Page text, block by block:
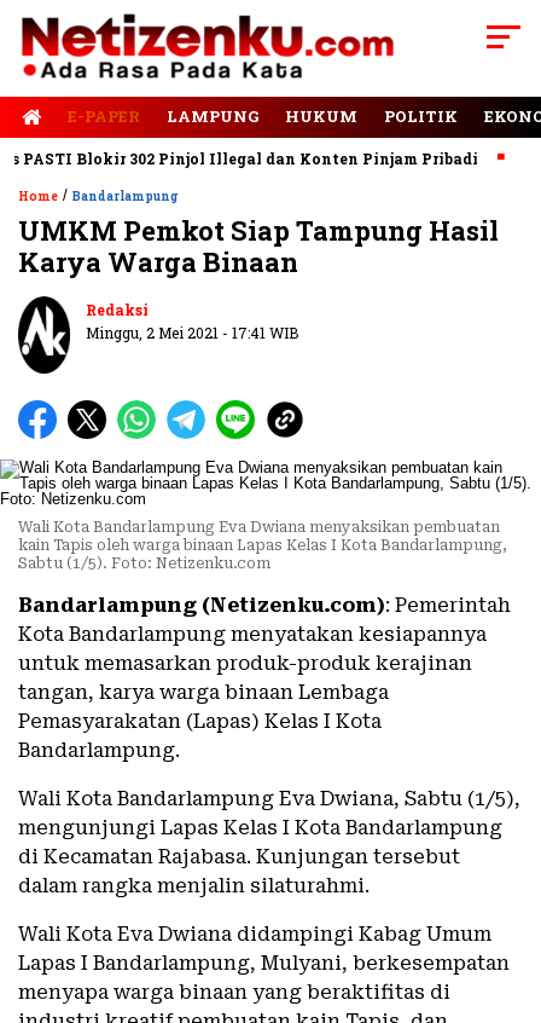
E-PAPER LAMPUNG HUKUM POLITIK
Blokir 302 Pinjol Illegal dan Konten Pinjam Pribadi
Home / Bandarlampung
UMKM Pemkot Siap Tampung Hasil
Karya Warga Binaan
Redaksi
Minggu, 2 Mei 2021 - 17:41 WIB
Wali Kota Bandarlampung Eva Dwiana menyaksikan pembuatan
kain Tapis oleh warga binaan Lapas Kelas I Kota Bandarlampung,
Sabtu (1/5). Foto: Netizenku.com
Bandarlampung (Netizenku.com): Pemerintah
Kota Bandarlampung menyatakan kesiapannya
untuk memasarkan produk-produk kerajinan
tangan, karya warga binaan Lembaga
Pemasyarakatan (Lapas) Kelas I Kota
Bandarlampung.
Wali Kota Bandarlampung Eva Dwiana, Sabtu (1/5),
mengunjungi Lapas Kelas I Kota Bandarlampung
di Kecamatan Rajabasa. Kunjungan tersebut
dalam rangka menjalin silaturahmi.
Wali Kota Eva Dwiana didampingi Kabag Umum
Lapas I Bandarlampung, Mulyani, berkesempatan
menyapa warga binaan yang beraktifitas di